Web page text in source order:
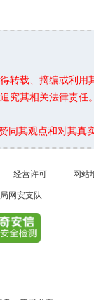
转载、摘编或利用
究其相关法律责任。
同其观点和对其真
经营许可 - 网站
网安支队